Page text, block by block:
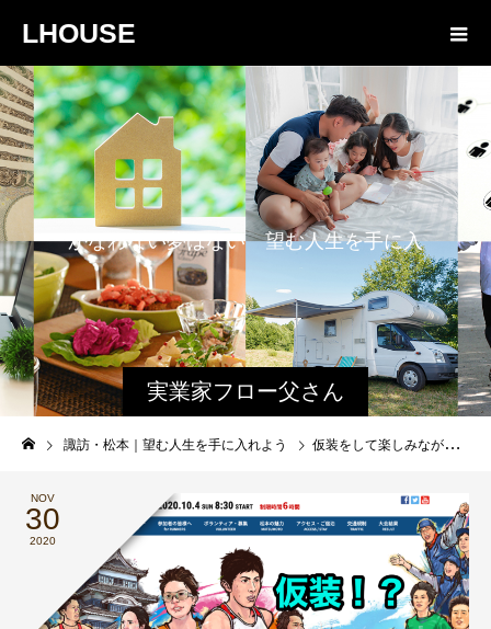
LHOUSE
実業家フロー父さん
と娘のファミログ
かなわない夢はない 望む人生を手に入れよう
諏訪・松本｜望む人生を手に入れよう 仮装をして楽しみながらの松本マラソンへの参加は可能か？
NOV
30
2020